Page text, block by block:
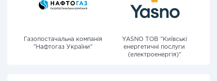
Газопостачальна компанія
"Нафтогаз України"
YASNO ТОВ "Київські
енергетичні послуги
(електроенергія)"